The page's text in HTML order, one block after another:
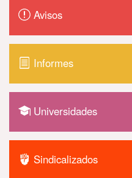
Avisos
Informes
Universidades
Sindicalizados